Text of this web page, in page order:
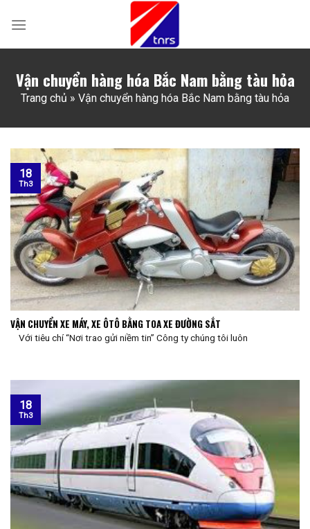
Vận chuyển hàng hóa Bắc Nam bằng tàu hỏa
Trang chủ » Vận chuyển hàng hóa Bắc Nam bằng tàu hỏa
VẬN CHUYỂN XE MÁY, XE ÔTÔ BẰNG TOA XE ĐƯỜNG SẮT
Với tiêu chí “Nơi trao gửi niềm tin” Công ty chúng tôi luôn
18
Th3
18
Th3